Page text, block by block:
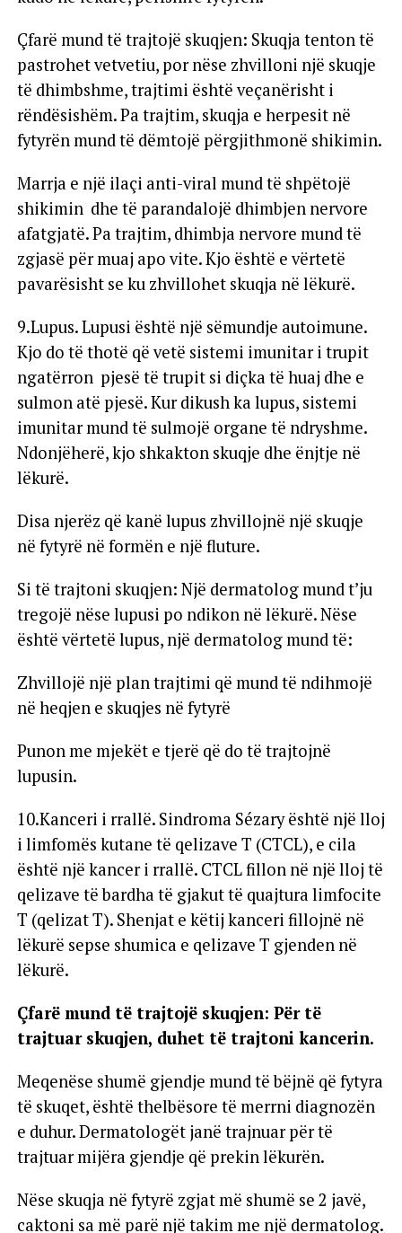
Çfarë mund të trajtojë skuqjen: Skuqja tenton të
pastrohet vetvetiu, por nëse zhvilloni një skuqje
të dhimbshme, trajtimi është veçanërisht i
rëndësishëm. Pa trajtim, skuqja e herpesit në
fytyrën mund të dëmtojë përgjithmonë shikimin.
Marrja e një ilaçi anti-viral mund të shpëtojë
shikimin dhe të parandalojë dhimbjen nervore
afatgjatë. Pa trajtim, dhimbja nervore mund të
zgjasë për muaj apo vite. Kjo është e vërtetë
pavarësisht se ku zhvillohet skuqja në lëkurë.
9.Lupus. Lupusi është një sëmundje autoimune.
Kjo do të thotë që vetë sistemi imunitar i trupit
ngatërron pjesë të trupit si diçka të huaj dhe e
sulmon atë pjesë. Kur dikush ka lupus, sistemi
imunitar mund të sulmojë organe të ndryshme.
Ndonjëherë, kjo shkakton skuqje dhe ënjtje në
lëkurë.
Disa njerëz që kanë lupus zhvillojnë një skuqje
në fytyrë në formën e një fluture.
Si të trajtoni skuqjen: Një dermatolog mund t’ju
tregojë nëse lupusi po ndikon në lëkurë. Nëse
është vërtetë lupus, një dermatolog mund të:
Zhvillojë një plan trajtimi që mund të ndihmojë
në heqjen e skuqjes në fytyrë
Punon me mjekët e tjerë që do të trajtojnë
lupusin.
10.Kanceri i rrallë. Sindroma Sézary është një lloj
i limfomës kutane të qelizave T (CTCL), e cila
është një kancer i rrallë. CTCL fillon në një lloj të
qelizave të bardha të gjakut të quajtura limfocite
T (qelizat T). Shenjat e këtij kanceri fillojnë në
lëkurë sepse shumica e qelizave T gjenden në
lëkurë.
Çfarë mund të trajtojë skuqjen: Për të
trajtuar skuqjen, duhet të trajtoni kancerin.
Meqenëse shumë gjendje mund të bëjnë që fytyra
të skuqet, është thelbësore të merrni diagnozën
e duhur. Dermatologët janë trajnuar për të
trajtuar mijëra gjendje që prekin lëkurën.
Nëse skuqja në fytyrë zgjat më shumë se 2 javë,
caktoni sa më parë një takim me një dermatolog.